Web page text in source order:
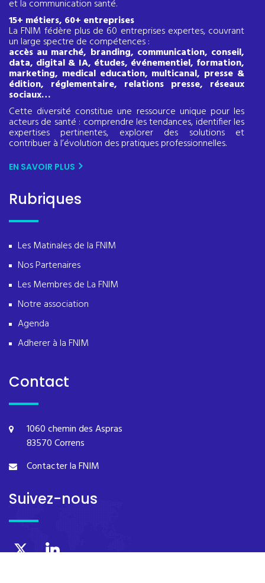
et la communication santé.
15+ métiers, 60+ entreprises
La FNIM fédère plus de 60 entreprises expertes, couvrant
un large spectre de compétences :
accès au marché, branding, communication, conseil,
data, digital & IA, études, événementiel, formation,
marketing, medical education, multicanal, presse &
édition, réglementaire, relations presse, réseaux
sociaux…
Cette diversité constitue une ressource unique pour les
acteurs de santé : comprendre les tendances, identifier les
expertises pertinentes, explorer des solutions et
contribuer à l’évolution des pratiques professionnelles.
EN SAVOIR PLUS
Rubriques
Les Matinales de la FNIM
Nos Partenaires
Les Membres de La FNIM
Notre association
Agenda
Adherer à la FNIM
Contact
1060 chemin des Aspras
83570 Correns
Contacter la FNIM
Suivez-nous